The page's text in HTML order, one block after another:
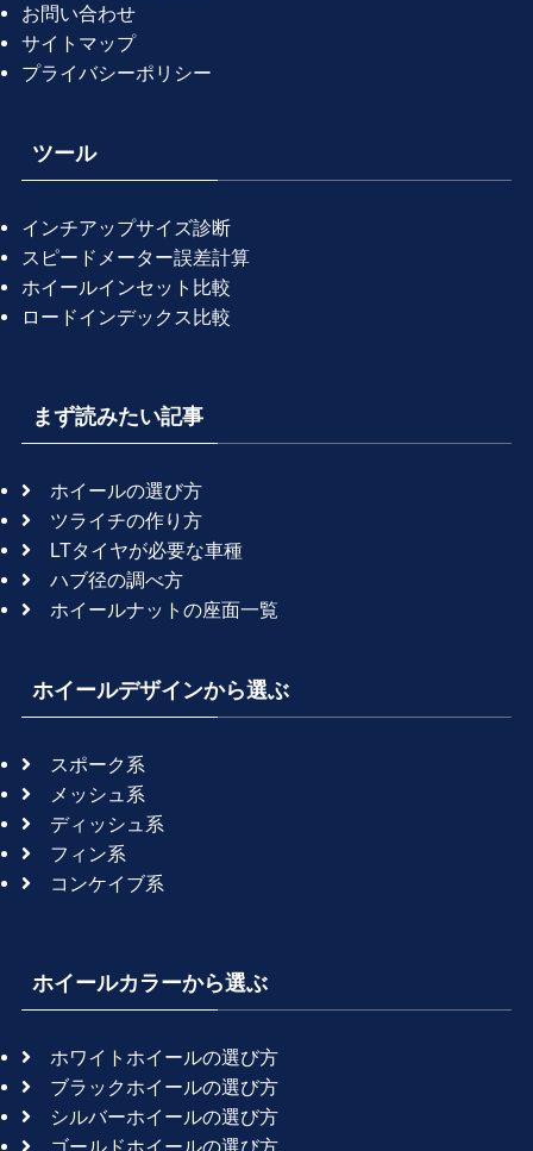
お問い合わせ
サイトマップ
プライバシーポリシー
ツール
インチアップサイズ診断
スピードメーター誤差計算
ホイールインセット比較
ロードインデックス比較
まず読みたい記事
ホイールの選び方
ツライチの作り方
LTタイヤが必要な車種
ハブ径の調べ方
ホイールナットの座面一覧
ホイールデザインから選ぶ
スポーク系
メッシュ系
ディッシュ系
フィン系
コンケイブ系
ホイールカラーから選ぶ
ホワイトホイールの選び方
ブラックホイールの選び方
シルバーホイールの選び方
ゴールドホイールの選び方